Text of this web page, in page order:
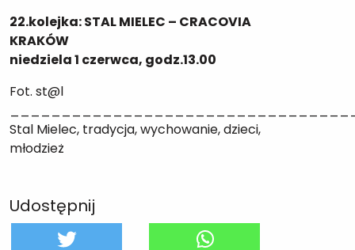
22.kolejka: STAL MIELEC – CRACOVIA
KRAKÓW
niedziela 1 czerwca, godz.13.00
Fot. st@l
Stal Mielec, tradycja, wychowanie, dzieci,
młodzież
Udostępnij